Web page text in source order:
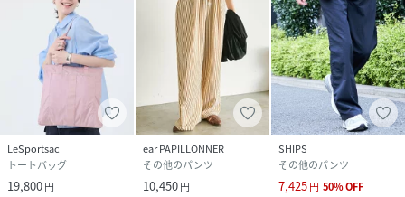
LeSportsac
トートバッグ
19,800円
ear PAPILLONNER
その他のパンツ
10,450円
SHIPS
その他のパンツ
7,425円 50%OFF